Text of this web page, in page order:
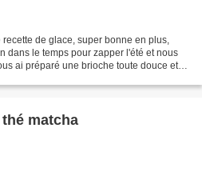
de glace, super bonne en plus,
dans le temps pour zapper l'été et nous
ai préparé une brioche toute douce et
matcha